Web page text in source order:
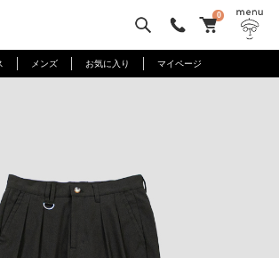
0
メンズ お気に入り マイページ